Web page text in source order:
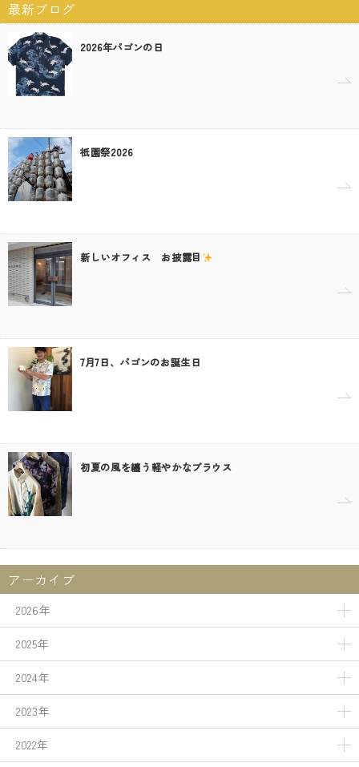
最新ブログ
2026年パゴンの日
祇園祭2026
新しいオフィス お披露目
7月7日、パゴンのお誕生日
初夏の風を纏う軽やかなブラウス
アーカイブ
2026年
2025年
2024年
2023年
2022年